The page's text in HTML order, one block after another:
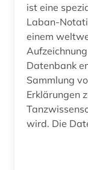
ist eine
Laban-
einem
Datenbank
Sammlung
Erklärungen
wird. Die